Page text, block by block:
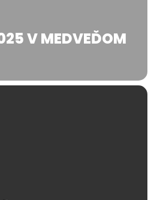
V MEDVEĎOM